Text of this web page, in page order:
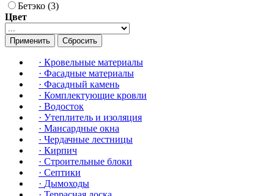
Бетэко (3)
Цвет
Применить Сбросить
· Кровельные материалы
· Фасадные материалы
· Фасадный камень
· Комплектующие кровли
· Водосток
· Утеплитель и изоляция
· Мансардные окна
· Чердачные лестницы
· Кирпич
· Строительные блоки
· Септики
· Дымоходы